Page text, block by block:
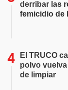
derribar las
femicidio de
El TRUCO
polvo
de limpiar